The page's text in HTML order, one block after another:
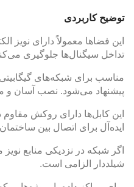
توضیح کاربردی
تداخل سیگنال‌ها جلوگیری
پیشنهاد می‌شود. نصب آسان و
این کابل‌ها دارای روکش
ایده‌آل برای اتصال بین
اگر شبکه در نزدیکی منابع
شیلددار الزامی است.